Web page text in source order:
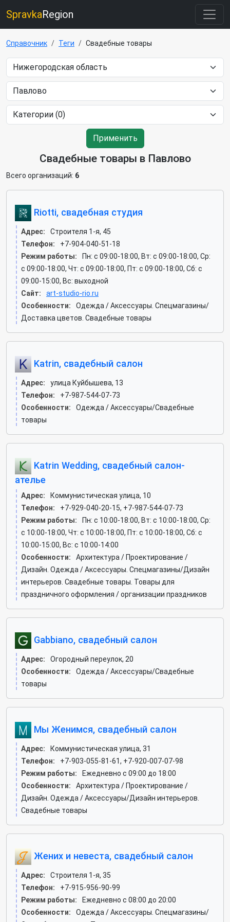
SpravkaRegion
Справочник Теги Свадебные товары
Применить
Свадебные товары в Павлово
Всего организаций: 6
Riotti, свадебная студия
Адрес:
Строителя 1-я, 45
Телефон:
+7-904-040-51-18
Режим работы:
Пн: c 09:00-18:00, Вт: c 09:00-18:00, Ср:
c 09:00-18:00, Чт: c 09:00-18:00, Пт: c 09:00-18:00, Сб: c
09:00-15:00, Вс: выходной
Сайт:
art-studio-rio.ru
Особенности:
Одежда / Аксессуары. Спецмагазины/
Доставка цветов. Свадебные товары
Katrin, свадебный салон
Адрес:
улица Куйбышева, 13
Телефон:
+7-987-544-07-73
Особенности:
Одежда / Аксессуары/Свадебные
товары
Katrin Wedding, свадебный салон-
ателье
Адрес:
Коммунистическая улица, 10
Телефон:
+7-929-040-20-15, +7-987-544-07-73
Режим работы:
Пн: c 10:00-18:00, Вт: c 10:00-18:00, Ср:
c 10:00-18:00, Чт: c 10:00-18:00, Пт: c 10:00-18:00, Сб: c
10:00-15:00, Вс: c 10:00-14:00
Особенности:
Архитектура / Проектирование /
Дизайн. Одежда / Аксессуары. Спецмагазины/Дизайн
интерьеров. Свадебные товары. Товары для
праздничного оформления / организации праздников
Gabbiano, свадебный салон
Адрес:
Огородный переулок, 20
Особенности:
Одежда / Аксессуары/Свадебные
товары
Мы Женимся, свадебный салон
Адрес:
Коммунистическая улица, 31
Телефон:
+7-903-055-81-61, +7-920-007-07-98
Режим работы:
Ежедневно с 09:00 до 18:00
Особенности:
Архитектура / Проектирование /
Дизайн. Одежда / Аксессуары/Дизайн интерьеров.
Свадебные товары
Жених и невеста, свадебный салон
Адрес:
Строителя 1-я, 35
Телефон:
+7-915-956-90-99
Режим работы:
Ежедневно с 08:00 до 20:00
Особенности:
Одежда / Аксессуары. Спецмагазины/